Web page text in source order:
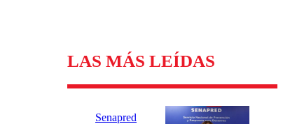
LAS MÁS LEÍDAS
Senapred